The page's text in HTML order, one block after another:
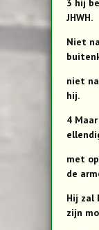
3 hij
JHWH.
Niet
niet
hij.
4
met
de
Hij zal
zijn